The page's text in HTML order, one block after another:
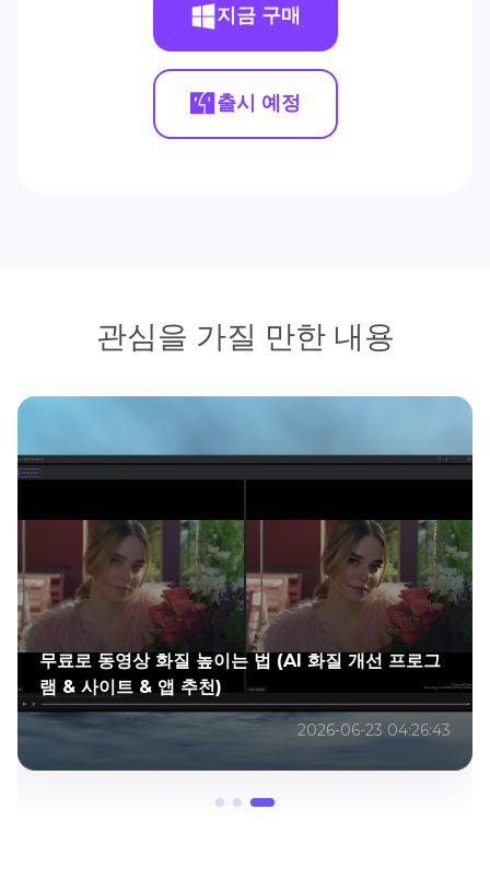
지금 구매
출시 예정
관심을 가질 만한 내용
변환기
04-26 02:49:04
3D 서라운드 업스케일링의 마법 발견